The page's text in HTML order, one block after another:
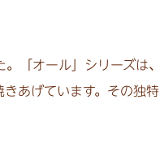
「オール」シリーズは、
あげています。その独特